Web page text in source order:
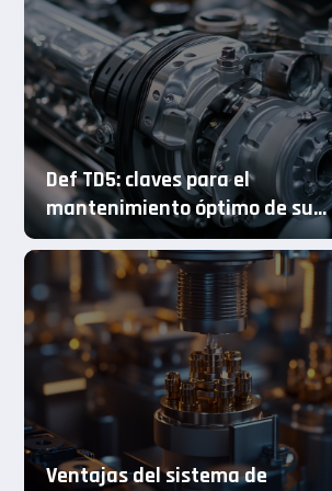
Def TD5: claves para el
mantenimiento óptimo de su
motorización
Ventajas del sistema de
con la
Ahorre